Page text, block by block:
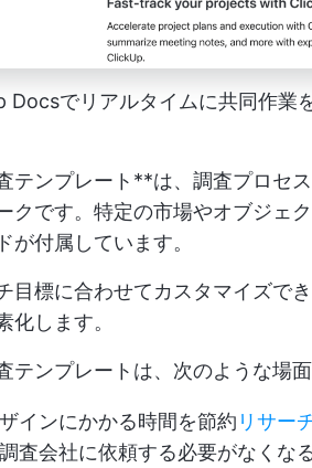
Docsでリアルタイムに共同作業
テンプレート**は、調査プロセ
クです。特定の市場やオブジェ
が付属しています。
目標に合わせてカスタマイズで
化します。
テンプレートは、次のような場
インにかかる時間を節約 リサー
査会社に依頼する必要がなくな